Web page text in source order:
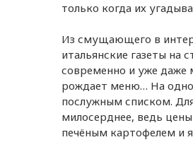
только когда их
Из смущающего в
итальянские газеты на
современно и уже даже
рождает меню… На
послужным списком.
милосерднее, ведь
печёным картофелем и